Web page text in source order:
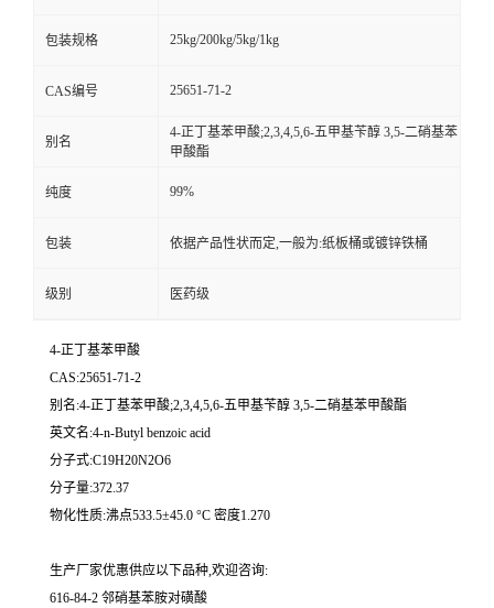
包装规格 25kg/200kg/5kg/1kg
CAS编号 25651-71-2
别名
4-正丁基苯甲酸;2,3,4,5,6-五甲基苄醇 3,5-二硝基苯
甲酸酯
纯度 99%
包装 依据产品性状而定,一般为:纸板桶或镀锌铁桶
级别 医药级
4-正丁基苯甲酸
CAS:25651-71-2
别名:4-正丁基苯甲酸;2,3,4,5,6-五甲基苄醇 3,5-二硝基苯甲酸酯
英文名:4-n-Butyl benzoic acid
分子式:C19H20N2O6
分子量:372.37
物化性质:沸点533.5±45.0 °C 密度1.270
生产厂家优惠供应以下品种,欢迎咨询:
616-84-2 邻硝基苯胺对磺酸